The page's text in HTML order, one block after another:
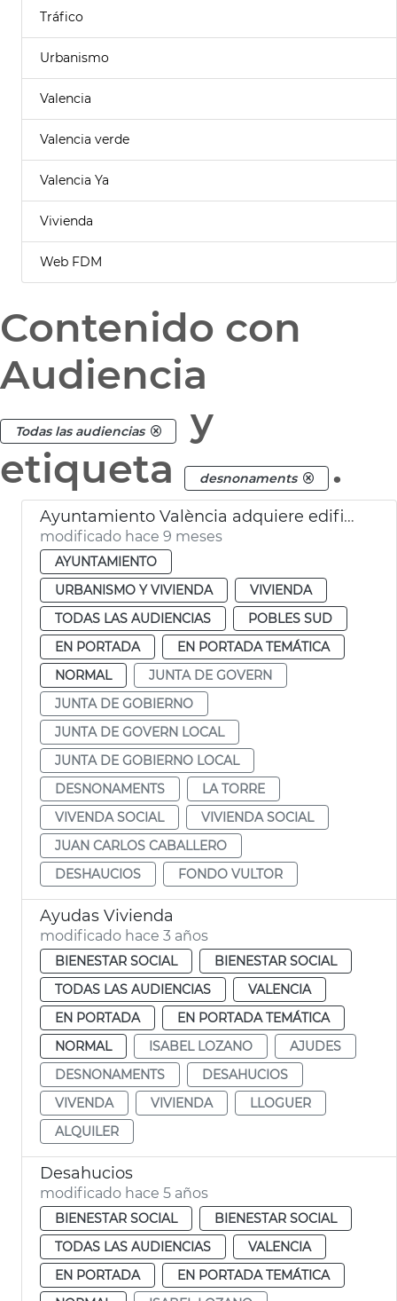
Tráfico
Urbanismo
Valencia
Valencia verde
Valencia Ya
Vivienda
Web FDM
Contenido con
Audiencia
Todas las audiencias
y
etiqueta
desnonaments .
Ayuntamiento València adquiere edificio La Torre vivienda social
modificado hace 9 meses
AYUNTAMIENTO
URBANISMO Y VIVIENDA
VIVIENDA
TODAS LAS AUDIENCIAS
POBLES SUD
EN PORTADA
EN PORTADA TEMÁTICA
NORMAL
JUNTA DE GOVERN
JUNTA DE GOBIERNO
JUNTA DE GOVERN LOCAL
JUNTA DE GOBIERNO LOCAL
DESNONAMENTS
LA TORRE
VIVENDA SOCIAL
VIVIENDA SOCIAL
JUAN CARLOS CABALLERO
DESHAUCIOS
FONDO VULTOR
Ayudas Vivienda
modificado hace 3 años
BIENESTAR SOCIAL
BIENESTAR SOCIAL
TODAS LAS AUDIENCIAS
VALENCIA
EN PORTADA
EN PORTADA TEMÁTICA
NORMAL
ISABEL LOZANO
AJUDES
DESNONAMENTS
DESAHUCIOS
VIVENDA
VIVIENDA
LLOGUER
ALQUILER
Desahucios
modificado hace 5 años
BIENESTAR SOCIAL
BIENESTAR SOCIAL
TODAS LAS AUDIENCIAS
VALENCIA
EN PORTADA
EN PORTADA TEMÁTICA